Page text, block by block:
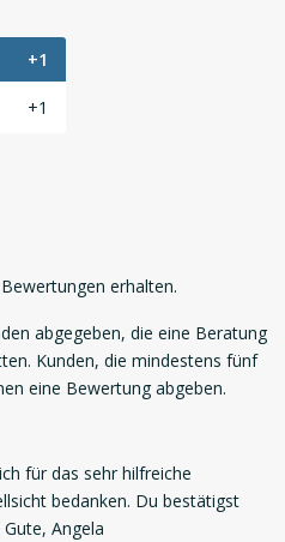
+1
+1
erhalten.
abgegeben, die eine Beratung
Kunden, die mindestens fünf
eine Bewertung abgeben.
für das sehr hilfreiche
bedanken. Du bestätigst
Angela